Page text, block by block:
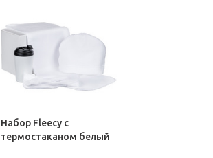
Набор Fleecy с
термостаканом белый